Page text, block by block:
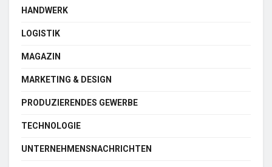
HANDWERK
LOGISTIK
MAGAZIN
MARKETING & DESIGN
PRODUZIERENDES GEWERBE
TECHNOLOGIE
UNTERNEHMENSNACHRICHTEN